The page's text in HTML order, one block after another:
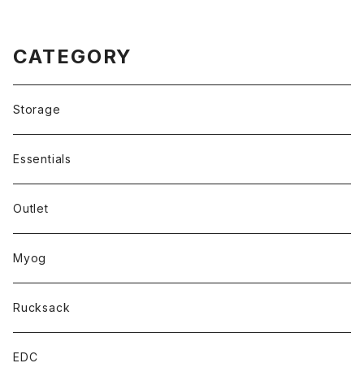
CATEGORY
Storage
Essentials
Outlet
Myog
Rucksack
EDC